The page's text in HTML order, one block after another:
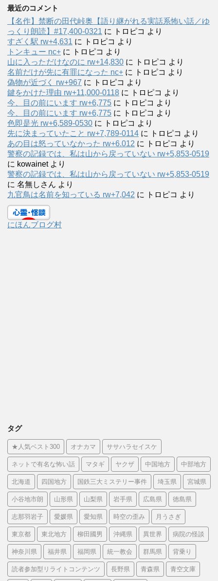
最近のコメント
【名作】禁断の田代峠奥【語り継がれる実話系怖い話／ゆ
っくり朗読】#17,400-0321 に トロピコ より
すざく駅 rw+4,631 に トロピコ より
トンキュー nc+ に トロピコ より
山に入っただけなのに rw+14,830 に トロピコ より
名前だけが先に有罪になった nc+ に トロピコ より
偽物が近づく rw+967 に トロピコ より
鍵をかけた理由 rw+11,000-0118 に トロピコ より
今、目の前にいます rw+6,775 に トロピコ より
今、目の前にいます rw+6,775 に トロピコ より
色即是光 rw+6,589-0530 に トロピコ より
先に決まっていたこと rw+7,789-0114 に トロピコ より
あの目は怒っていなかった rw+6.012 に トロピコ より
警察の記録では、私は山から戻っていない rw+5,853-0519
に kowainetより
警察の記録では、私は山から戻っていない rw+5,853-0519
に 名無しさん より
九官鳥は名前を知っている rw+7,042 に トロピコ より
にほんブログ村
タグ
★人気ベスト300 オナカマ ササハラセイスケ
ネットで有名な怖い話 マタギ ヤクザ 中国地方 中部地方
北海道 四国地方 国鉄三大ミステリー事件 埼玉県 宮城県
小谷地市朗 山形県 山梨県 岩手県 広島県 徳島県
志那羽岩子 愛媛県 愛知県 時空の歪み 月うさぎ
東京都 東北地方 柳田國男 沖縄県 異世界 病院の怪談
神奈川県 福井県 福岡県 統一教会 群馬県 背乗り
読者参加型リライトコンテンツ 長野県 青森県 青空文庫